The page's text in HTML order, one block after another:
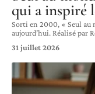
qui a inspiré
Sorti en 2000, « Seul au
aujourd’hui. Réalisé par
31 juillet 2026